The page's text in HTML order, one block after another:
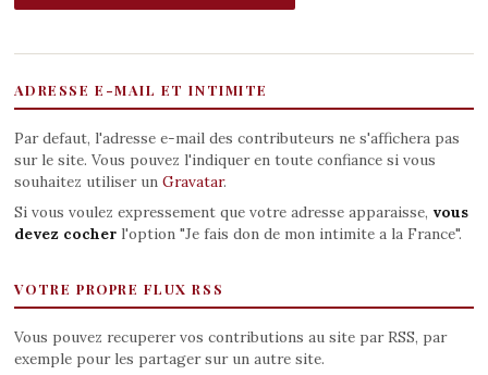
ADRESSE E-MAIL ET INTIMITE
Par defaut, l'adresse e-mail des contributeurs ne s'affichera pas
sur le site. Vous pouvez l'indiquer en toute confiance si vous
souhaitez utiliser un Gravatar.
Si vous voulez expressement que votre adresse apparaisse, vous
devez cocherl'option "Je fais don de mon intimite a la France".
VOTRE PROPRE FLUX RSS
Vous pouvez recuperer vos contributions au site par RSS, par
exemple pour les partager sur un autre site.